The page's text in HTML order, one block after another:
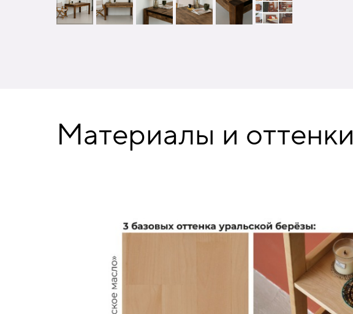
Материалы и оттенки